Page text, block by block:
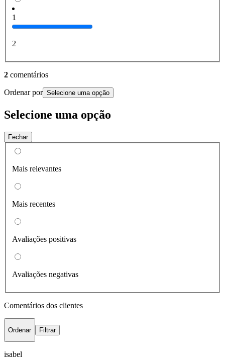
1
2
2 comentários
Ordenar por Selecione uma opção
Selecione uma opção
Fechar
Mais relevantes
Mais recentes
Avaliações positivas
Avaliações negativas
Comentários dos clientes
Ordenar Filtrar
isabel